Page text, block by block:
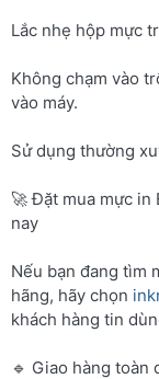
Lắc nhẹ hộp mực
Không chạm vào
vào máy.
Sử dụng thường
🚀 Đặt mua mực
nay
Nếu bạn đang tìm
hãng, hãy chọn
khách hàng tin
🔹 Giao hàng toàn